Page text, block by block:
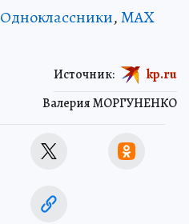
Одноклассники,MAX
Валерия МОРГУНЕНКО
Источник: kp.ru